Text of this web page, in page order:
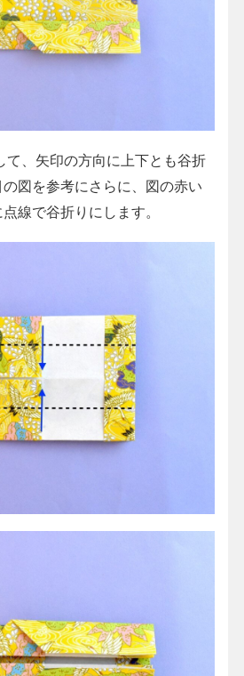
、矢印の方向に上下とも谷折
図を参考にさらに、図の赤い
線で谷折りにします。